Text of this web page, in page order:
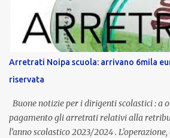
supporto in situazioni delicate.
è un unicum in Italia: si tratta di una
Provincia autonoma di Bolzano, che
stipendio nazionale grazie alle prerogative
dall’autonomia locale. Non è un bonus
compenso accessorio, ma una voce
aggiornata periodicamente in base al
Arretrati Noipa scuola: arrivano 6mila
riservata
Buone notizie per i dirigenti scolastici : a
pagamento gli arretrati relativi alla
l’anno scolastico 2023/2024 .